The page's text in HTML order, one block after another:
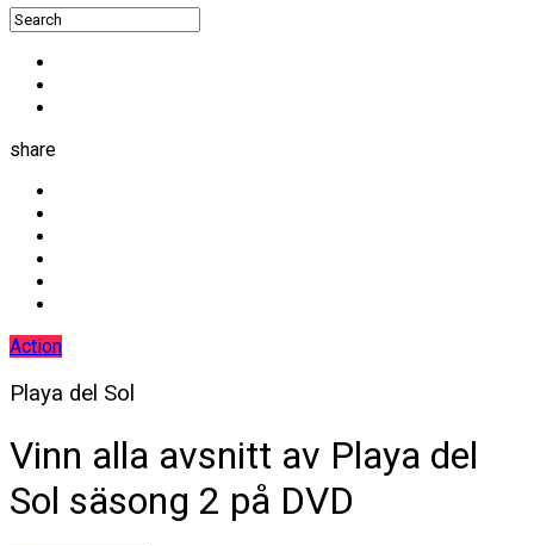
share
Action
Playa del Sol
Vinn alla avsnitt av Playa del
Sol säsong 2 på DVD